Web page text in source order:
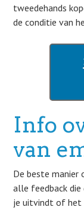
tweedehands
de conditie van
Info
van
De beste manier
alle feedback
je uitvindt of het